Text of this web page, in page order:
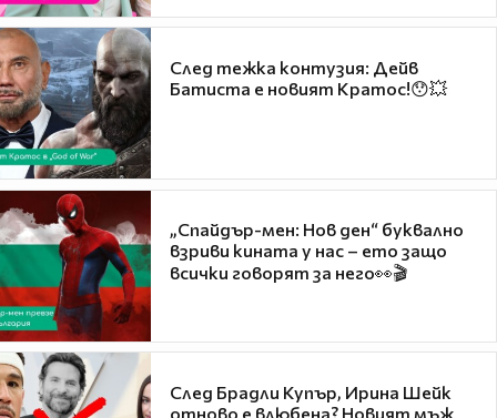
След тежка контузия: Дейв
Батиста е новият Кратос!😯💥
„Спайдър-мен: Нов ден“ буквално
взриви кината у нас – ето защо
всички говорят за него👀🎬
След Брадли Купър, Ирина Шейк
отново е влюбена? Новият мъж